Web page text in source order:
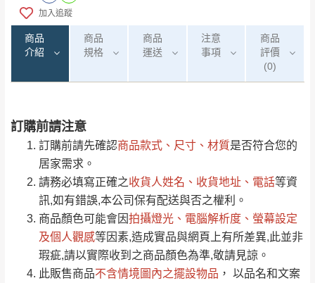
加入追蹤
商品
介紹
商品
規格
商品
運送
注意
事項
商品
評價
(0)
訂購前請注意
訂購前請先確認商品款式、尺寸、材質是否符合您的
居家需求。
請務必填寫正確之收貨人姓名、收貨地址、電話等資
訊,如有錯誤,本公司保有配送與否之權利。
商品顏色可能會因拍攝燈光、電腦解析度、螢幕設定
及個人觀感等因素,造成實品與網頁上有所差異,此並非
瑕疵,請以實際收到之商品顏色為準,敬請見諒。
此販售商品不含情境圖內之擺設物品 ， 以品名和文案
運 費 說 明
運送地區 運送費用
偏遠地區
（請先線上詢問 LINE
→@dershin ）
桃園 復興鄉
注意事項：
由於品項繁多，網頁無法及時更新，如有需
要購買商品，請於出發前來電或到「官方
Line客服」來信確認商品是否有「現貨」與
「金額」。
若商品價格或庫存有異常，商家有權取消訂
單。部分網路商品恕無法更改原設計或客製，敬請
見諒！
0/5 (0)筆
全部 依評論高至低排列
依評論低至高排列 只顯示附上圖片
只顯示附上評論